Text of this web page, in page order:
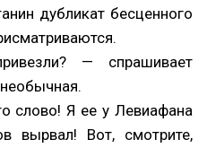
дубликат бесценного
— спрашивает
слово! Я ее у Левиафана
вырвал! Вот, смотрите,